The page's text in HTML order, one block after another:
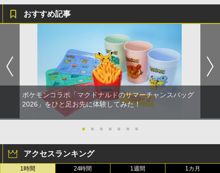
おすすめ記事
ポケモンコラボ「マクドナルドのサマーチャンスバッグ
2026」をひと足お先に体験してみた！
● ● ● ● ● ● ●
アクセスランキング
1時間 24時間 1週間 1カ月